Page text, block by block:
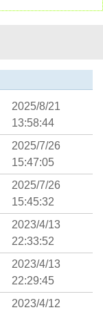
2025/8/21
13:58:44
2025/7/26
15:47:05
2025/7/26
15:45:32
2023/4/13
22:33:52
2023/4/13
22:29:45
2023/4/12